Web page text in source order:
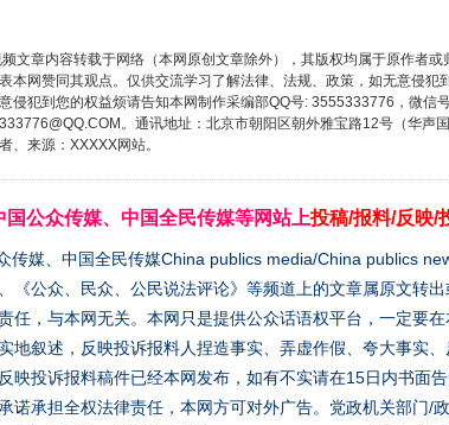
频文章内容转载于网络（本网原创文章除外），其版权均属于原作者
本网赞同其观点。仅供交流学习了解法律、法规、政策，如无意侵
侵犯到您的权益烦请告知本网制作采编部QQ号: 3555333776，微
。通讯地址：北京市朝阳区朝外雅宝路12号（华声
、来源：XXXXX网站。
公众传媒、中国全民传媒等网站上投稿/报料/反映/
传媒、中国全民传媒China publics media/China publics
《公众、民众、公民说法评论》等频道上的文章属原文转
任，与本网无关。本网只是提供公众话语权平台，一定要
地叙述，反映投诉报料人捏造事实、弄虚作假、夸大事实
映投诉报料稿件已经本网发布，如有不实请在15日内书面
诺承担全权法律责任，本网方可对外广告。党政机关部门/
效落实 一纸欠条伤亲情 巡回调解促和解